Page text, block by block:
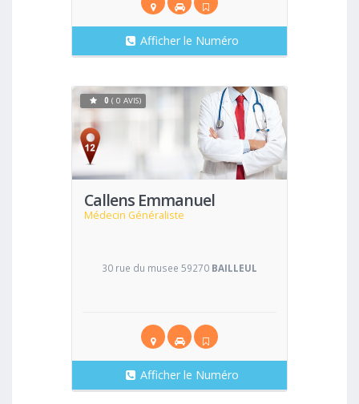
Afficher le Numéro
Callens Emmanuel
Médecin Généraliste
Voir
0 ( 0 AVIS)
30 rue du musee 59270 BAILLEUL
Afficher le Numéro